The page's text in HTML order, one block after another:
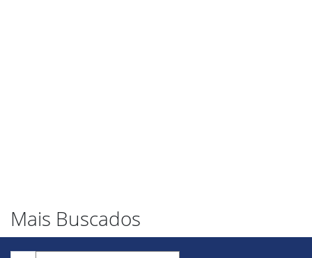
Mais Buscados